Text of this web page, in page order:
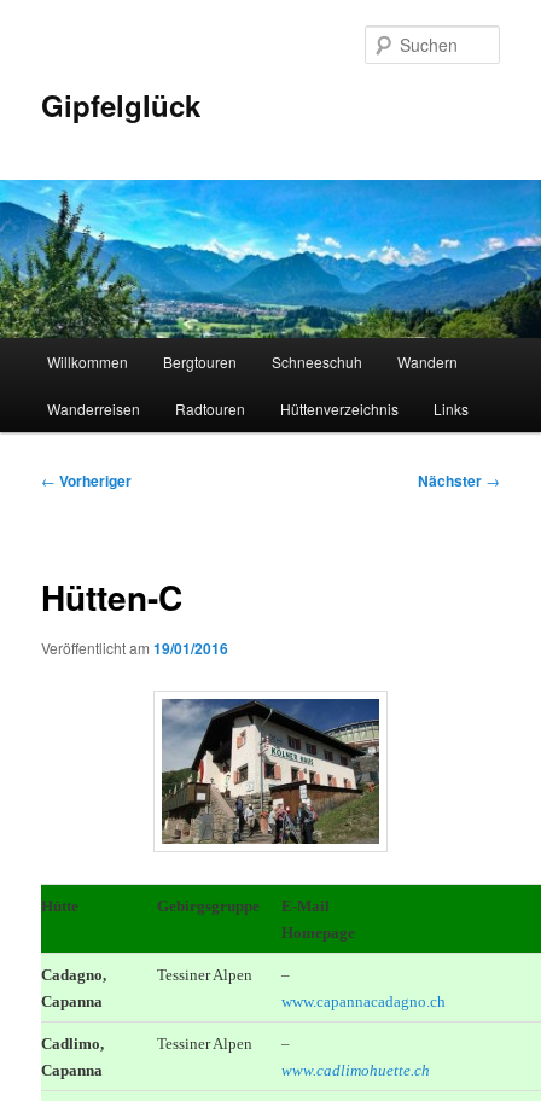
Gipfelglück
Willkommen Bergtouren Schneeschuh Wandern
Wanderreisen Radtouren Hüttenverzeichnis Links
Beitragsnavigation
← Vorheriger Nächster →
Hütten-C
Veröffentlicht am19/01/2016
Hütte Gebirgsgruppe
E-Mail
Homepage
Cadagno,
Capanna
Tessiner Alpen
–
www.capannacadagno.ch
Cadlimo,
Capanna
Tessiner Alpen
–
www.cadlimohuette.ch